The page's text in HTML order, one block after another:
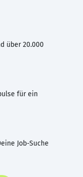
über 20.000
für ein
Job-Suche